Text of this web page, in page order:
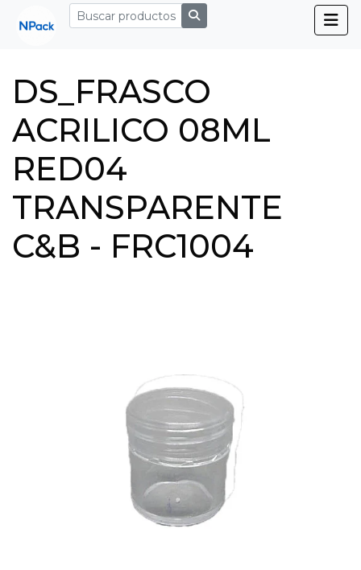
DS_FRASCO
ACRILICO 08ML
RED04
TRANSPARENTE
C&B - FRC1004